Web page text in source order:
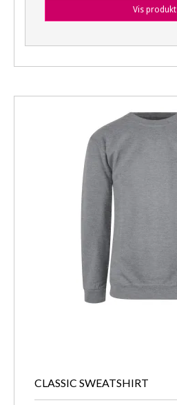
Vis produkt
CLASSIC SWEATSHIRT